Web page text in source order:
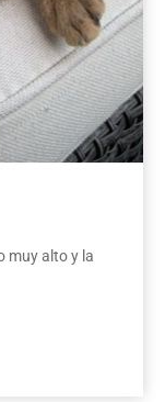
muy alto y la